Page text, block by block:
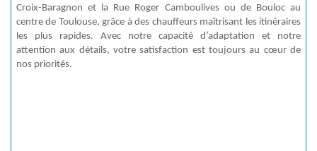
Croix-Baragnon et la Rue Roger Camboulivesou de Bouloc au
centre de Toulouse, grâce à des chauffeurs maîtrisant les itinéraires
les plus rapides. Avec notre capacité d’adaptation et notre
attention aux détails, votre satisfaction est toujours au cœur de
nos priorités.